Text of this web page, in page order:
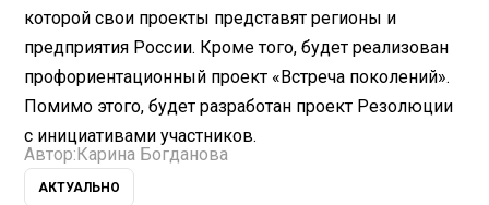
которой свои проекты представят регионы и
предприятия России. Кроме того, будет реализован
профориентационный проект «Встреча поколений».
Помимо этого, будет разработан проект Резолюции
с инициативами участников.
Автор:Карина Богданова
АКТУАЛЬНО